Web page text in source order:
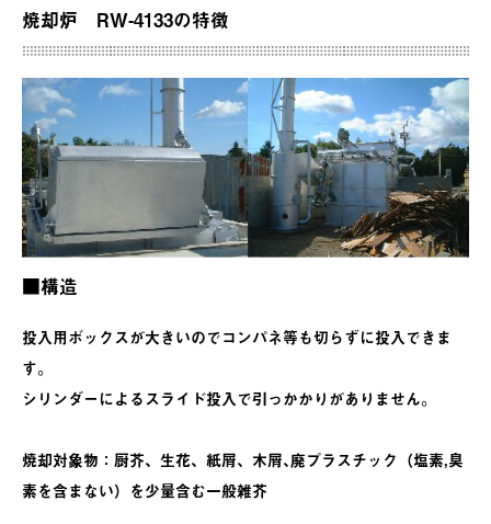
焼却炉 RW-4133の特徴
■構造
投入用ボックスが大きいのでコンパネ等も切らずに投入できま
す。
シリンダーによるスライド投入で引っかかりがありません。
焼却対象物：厨芥、生花、紙屑、木屑､廃プラスチック（塩素,臭
素を含まない）を少量含む一般雑芥